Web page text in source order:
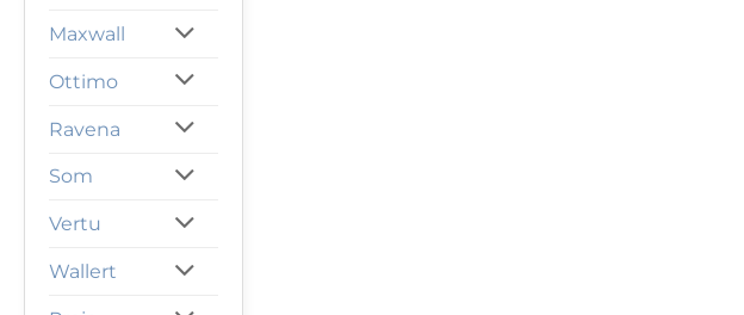
Maxwall
Ottimo
Ravena
Som
Vertu
Wallert